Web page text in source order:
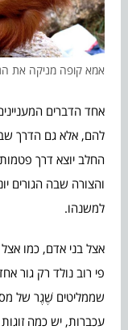
אמא קופה מניקה את
אחד הדברים
להם, אלא גם הדרך שבה
החלב יוצא דרך
והצורה שבה הגורים
למשנהו.
אצל בני אדם, כמו
פי רוב נולד רק גור
שממליטים שֶׁגֶר של
עכברות, יש כמה